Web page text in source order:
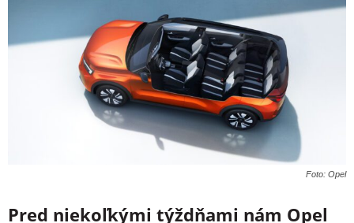
Foto: Opel
Pred niekoľkými týždňami nám Opel